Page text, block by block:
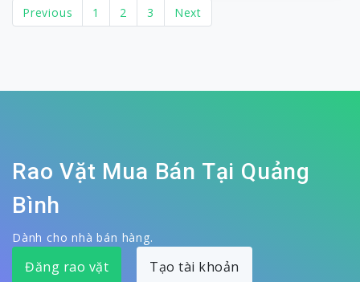
Previous 1 2 3 Next
Rao Vặt Mua Bán Tại Quảng
Bình
Dành cho nhà bán hàng.
Đăng rao vặt Tạo tài khoản